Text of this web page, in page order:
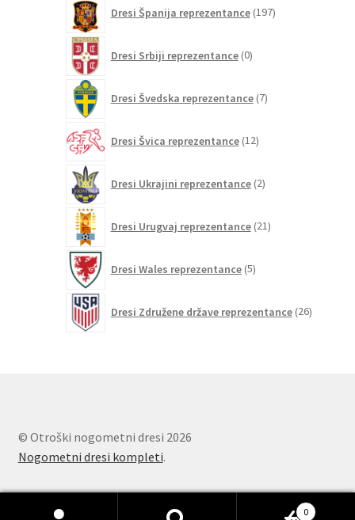
Dresi Španija reprezentance 197izdelkov
Dresi Srbiji reprezentance 0izdelkov
Dresi Švedska reprezentance 7izdelkov
Dresi Švica reprezentance 12izdelkov
Dresi Ukrajini reprezentance 2izdelka
Dresi Urugvaj reprezentance 21izdelkov
Dresi Wales reprezentance 5izdelkov
Dresi Združene države reprezentance 26izdelkov
© Otroški nogometni dresi 2026
Nogometni dresi kompleti.
0